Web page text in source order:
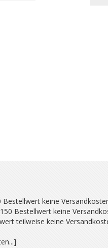
Bestellwert keine
Bestellwert keine
teilweise keine